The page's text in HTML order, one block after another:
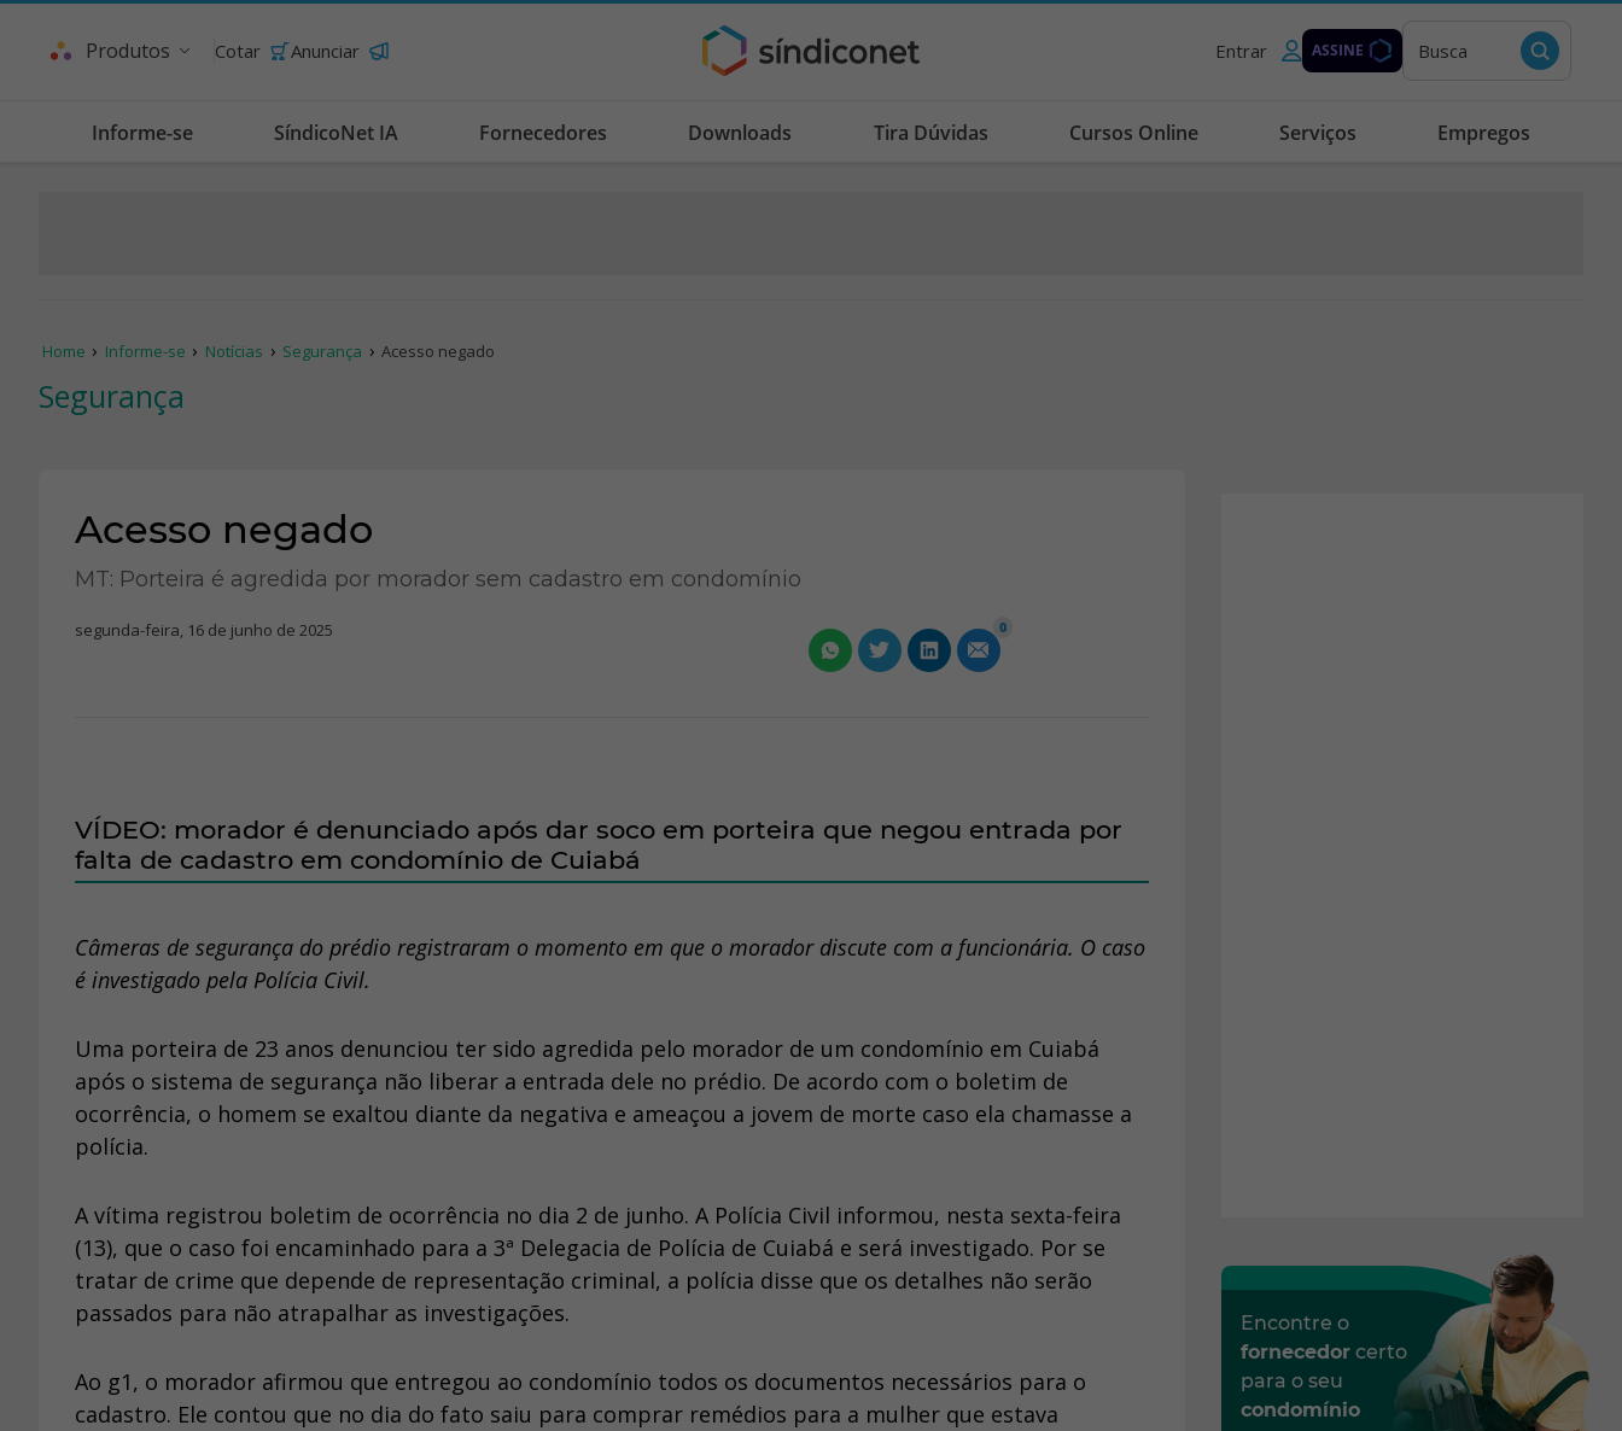
Produtos Cotar Anunciar Entrar ASSINE Busca
Informe-se SíndicoNet IA Fornecedores Downloads Tira Dúvidas Cursos Online Serviços Empregos
Home Informe-se Notícias Segurança Acesso negado
Segurança
Acesso negado
MT: Porteira é agredida por morador sem cadastro em condomínio
segunda-feira, 16 de junho de 2025 0
VÍDEO: morador é denunciado após dar soco em porteira que negou entrada por
falta de cadastro em condomínio de Cuiabá
Câmeras de segurança do prédio registraram o momento em que o morador discute com a funcionária. O caso
é investigado pela Polícia Civil.
Uma porteira de 23 anos denunciou ter sido agredida pelo morador de um condomínio em Cuiabá
após o sistema de segurança não liberar a entrada dele no prédio. De acordo com o boletim de
ocorrência, o homem se exaltou diante da negativa e ameaçou a jovem de morte caso ela chamasse a
polícia.
A vítima registrou boletim de ocorrência no dia 2 de junho. A Polícia Civil informou, nesta sexta-feira
(13), que o caso foi encaminhado para a 3ª Delegacia de Polícia de Cuiabá e será investigado. Por se
tratar de crime que depende de representação criminal, a polícia disse que os detalhes não serão
passados para não atrapalhar as investigações.
Ao g1, o morador afirmou que entregou ao condomínio todos os documentos necessários para o
cadastro. Ele contou que no dia do fato saiu para comprar remédios para a mulher que estava
Encontre o
fornecedor certo
para o seu
condomínio